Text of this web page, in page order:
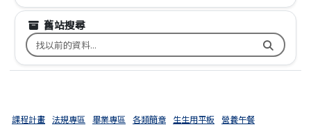
舊站搜尋
搜尋台南市文元國小舊校網關鍵字
課程計畫 法規專區 畢業專區 各類簡章 生生用平板 營養午餐